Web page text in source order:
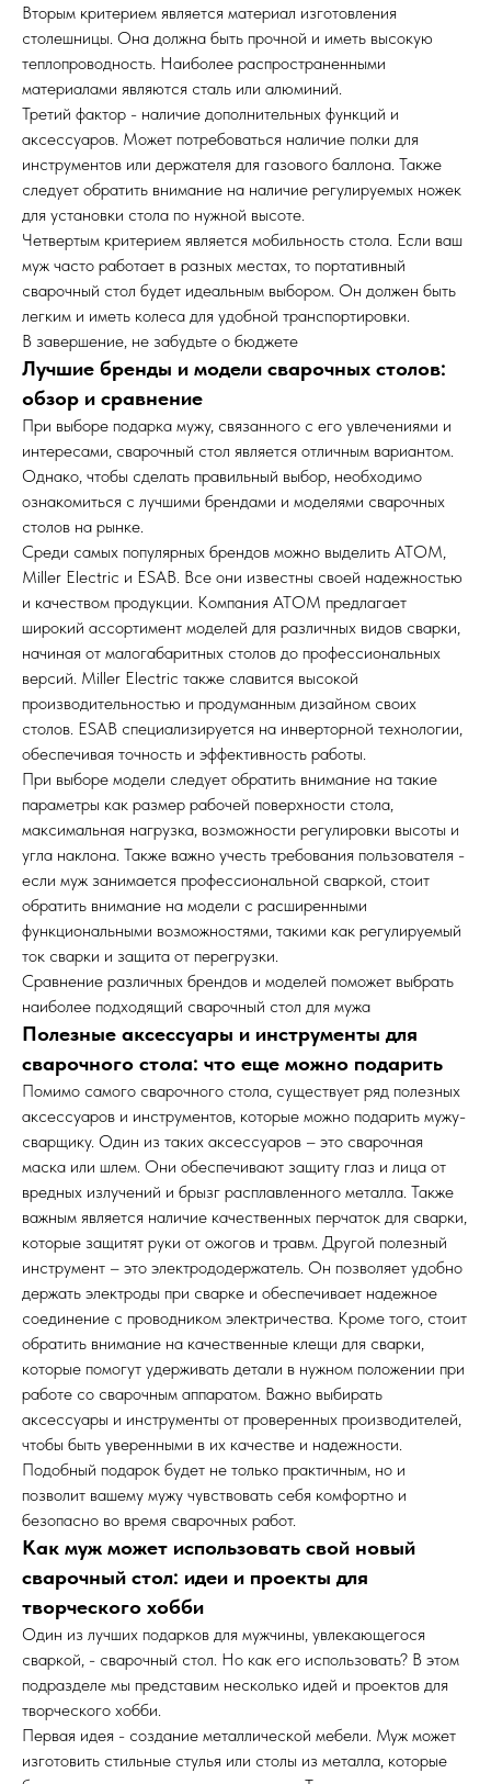
Вторым критерием является материал изготовления
столешницы. Она должна быть прочной и иметь высокую
теплопроводность. Наиболее распространенными
материалами являются сталь или алюминий.
Третий фактор - наличие дополнительных функций и
аксессуаров. Может потребоваться наличие полки для
инструментов или держателя для газового баллона. Также
следует обратить внимание на наличие регулируемых ножек
для установки стола по нужной высоте.
Четвертым критерием является мобильность стола. Если ваш
муж часто работает в разных местах, то портативный
сварочный стол будет идеальным выбором. Он должен быть
легким и иметь колеса для удобной транспортировки.
В завершение, не забудьте о бюджете
Лучшие бренды и модели сварочных столов:
обзор и сравнение
При выборе подарка мужу, связанного с его увлечениями и
интересами, сварочный стол является отличным вариантом.
Однако, чтобы сделать правильный выбор, необходимо
ознакомиться с лучшими брендами и моделями сварочных
столов на рынке.
Среди самых популярных брендов можно выделить АТОМ,
Miller Electric и ESAB. Все они известны своей надежностью
и качеством продукции. Компания АТОМ предлагает
широкий ассортимент моделей для различных видов сварки,
начиная от малогабаритных столов до профессиональных
версий. Miller Electric также славится высокой
производительностью и продуманным дизайном своих
столов. ESAB специализируется на инверторной технологии,
обеспечивая точность и эффективность работы.
При выборе модели следует обратить внимание на такие
параметры как размер рабочей поверхности стола,
максимальная нагрузка, возможности регулировки высоты и
угла наклона. Также важно учесть требования пользователя -
если муж занимается профессиональной сваркой, стоит
обратить внимание на модели с расширенными
функциональными возможностями, такими как регулируемый
ток сварки и защита от перегрузки.
Сравнение различных брендов и моделей поможет выбрать
наиболее подходящий сварочный стол для мужа
Полезные аксессуары и инструменты для
сварочного стола: что еще можно подарить
Помимо самого сварочного стола, существует ряд полезных
аксессуаров и инструментов, которые можно подарить мужу-
сварщику. Один из таких аксессуаров – это сварочная
маска или шлем. Они обеспечивают защиту глаз и лица от
вредных излучений и брызг расплавленного металла. Также
важным является наличие качественных перчаток для сварки,
которые защитят руки от ожогов и травм. Другой полезный
инструмент – это электрододержатель. Он позволяет удобно
держать электроды при сварке и обеспечивает надежное
соединение с проводником электричества. Кроме того, стоит
обратить внимание на качественные клещи для сварки,
которые помогут удерживать детали в нужном положении при
работе со сварочным аппаратом. Важно выбирать
аксессуары и инструменты от проверенных производителей,
чтобы быть уверенными в их качестве и надежности.
Подобный подарок будет не только практичным, но и
позволит вашему мужу чувствовать себя комфортно и
безопасно во время сварочных работ.
Как муж может использовать свой новый
сварочный стол: идеи и проекты для
творческого хобби
Один из лучших подарков для мужчины, увлекающегося
сваркой, - сварочный стол. Но как его использовать? В этом
подразделе мы представим несколько идей и проектов для
творческого хобби.
Первая идея - создание металлической мебели. Муж может
изготовить стильные стулья или столы из металла, которые